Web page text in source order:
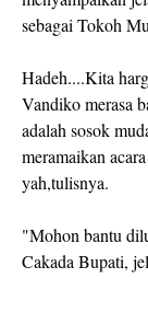
sebagai Tokoh
Hadeh....Kita
Vandiko merasa
adalah sosok
meramaikan
yah,tulisnya.
"Mohon bantu
Cakada Bupati,